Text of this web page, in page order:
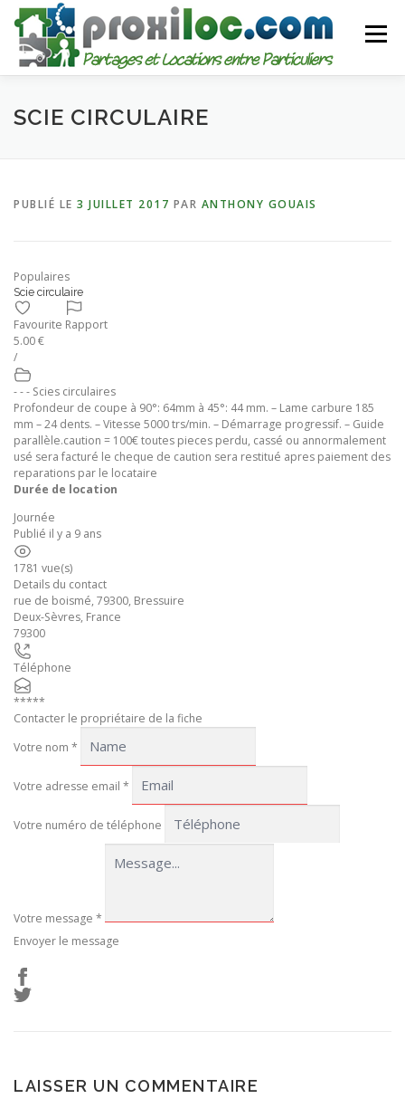
Aller
contenu
Menu
CATEGORIES AJOUTER UNE ANNONCE
SCIE CIRCULAIRE
PUBLIÉ LE 3 JUILLET 2017 PAR ANTHONY GOUAIS
Populaires
Scie circulaire
Favourite Rapport
5.00 €
/
- - - Scies circulaires
Profondeur de coupe à 90°: 64mm à 45°: 44 mm. – Lame carbure 185
mm – 24 dents. – Vitesse 5000 trs/min. – Démarrage progressif. – Guide
parallèle.caution = 100€ toutes pieces perdu, cassé ou annormalement
usé sera facturé le cheque de caution sera restitué apres paiement des
reparations par le locataire
Durée de location
Journée
Publié il y a 9 ans
1781 vue(s)
Details du contact
rue de boismé, 79300, Bressuire
Deux-Sèvres, France
79300
Téléphone
*****
Contacter le propriétaire de la fiche
Votre nom *
Votre adresse email *
Votre numéro de téléphone
Votre message *
Envoyer le message
LAISSER UN COMMENTAIRE